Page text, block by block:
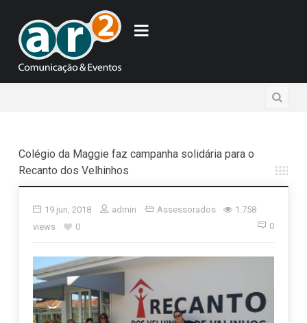
Colégio da Maggie faz campanha solidária para o
Recanto dos Velhinhos
19 jun, 2018 admin Assessorados
1.758
views
0 0